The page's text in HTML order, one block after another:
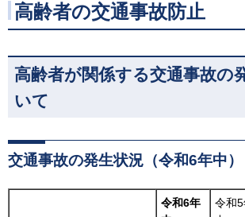
高齢者の交通事故防止
高齢者が関係する交通事故の
いて
交通事故の発生状況（令和6年中）
令和6年
令和